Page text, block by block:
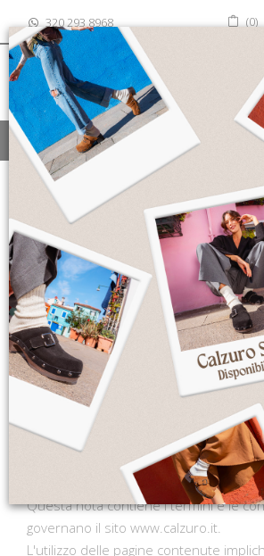
320 293 8968 (0)
MENU
Condizioni di vendita
Questa nota contiene i termini e le
governano il sito www.calzuro.it.
L'utilizzo delle pagine contenute